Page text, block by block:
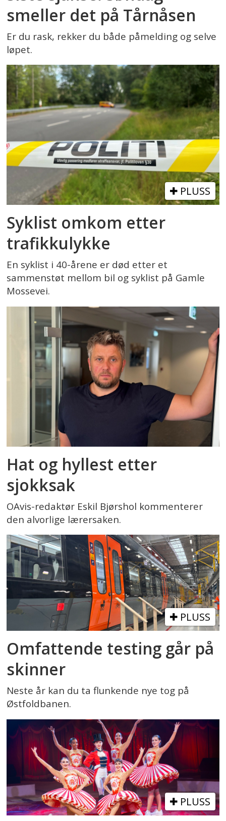
smeller det på Tårnåsen
Er du rask, rekker du både påmelding og selve
løpet.
PLUSS
Syklist omkom etter
trafikkulykke
En syklist i 40-årene er død etter et
sammenstøt mellom bil og syklist på Gamle
Mossevei.
Hat og hyllest etter
sjokksak
OAvis-redaktør Eskil Bjørshol kommenterer
den alvorlige lærersaken.
PLUSS
Omfattende testing går på
skinner
Neste år kan du ta flunkende nye tog på
Østfoldbanen.
PLUSS